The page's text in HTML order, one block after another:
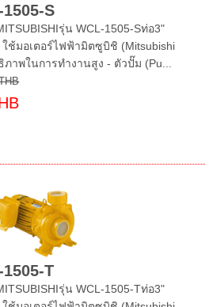
S
รุ่น WCL-1505-Sท่อ3"
ช้มอเตอร์ไฟฟ้ามิตซูบิชิ (Mitsubishi
าพในการทำงานสูง - ตัวปั๊ม (Pu...
T
รุ่น WCL-1505-Tท่อ3"